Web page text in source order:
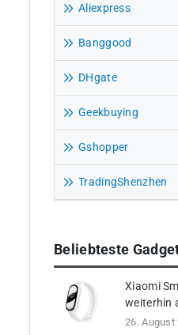
Aliexpress
Banggood
DHgate
Geekbuying
Gshopper
TradingShenzhen
Beliebteste
Xiaomi
weiterhin
26. August